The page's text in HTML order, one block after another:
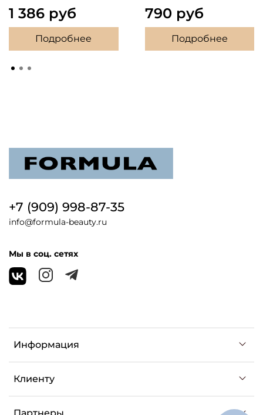
1 386 руб
Подробнее
790 руб
Подробнее
Информация
Клиенту
+7 (909) 998-87-35
info@formula-beauty.ru
Мы в соц. сетях